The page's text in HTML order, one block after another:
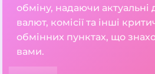
обміну, надаючи актуальні
валют, комісії та інші
обмінних пунктах, що
вами.